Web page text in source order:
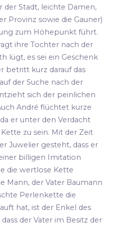
der Stadt, leichte Damen,
Provinz sowie die Gauner)
zum Höhepunkt führt.
ihre Tochter nach der
lügt, es sei ein Geschenk
betritt kurz darauf das
der Suche nach der
sich der peinlichen
André flüchtet kurze
er unter den Verdacht
zu sein. Mit der Zeit
Juwelier gesteht, dass er
billigen Imitation
die wertlose Kette
Mann, der Vater Baumann
Perlenkette die
hat, ist der Enkel des
der Vater im Besitz der